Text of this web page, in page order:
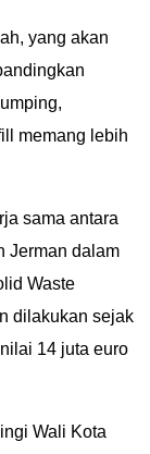
yang akan
memang lebih
sama antara
Jerman dalam
Waste
dilakukan sejak
14 juta euro
Wali Kota